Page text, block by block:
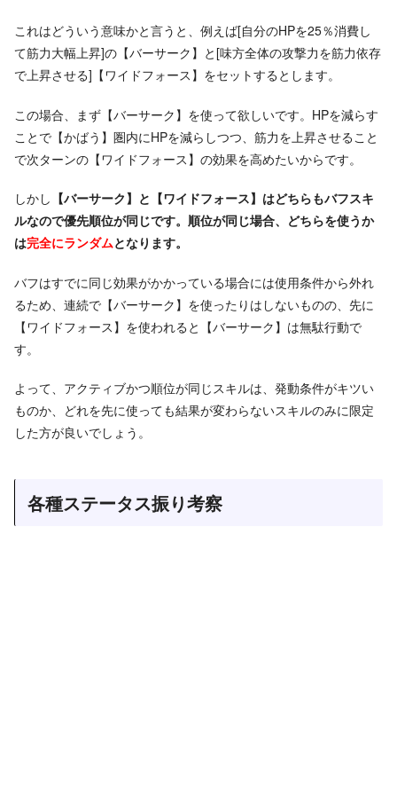
これはどういう意味かと言うと、例えば[自分のHPを25％消費し
て筋力大幅上昇]の【バーサーク】と[味方全体の攻撃力を筋力依存
で上昇させる]【ワイドフォース】をセットするとします。
この場合、まず【バーサーク】を使って欲しいです。HPを減らす
ことで【かばう】圏内にHPを減らしつつ、筋力を上昇させること
で次ターンの【ワイドフォース】の効果を高めたいからです。
しかし 【バーサーク】と【ワイドフォース】はどちらもバフスキ
ルなので優先順位が同じです。順位が同じ場合、どちらを使うか
は完全にランダムとなります。
バフはすでに同じ効果がかかっている場合には使用条件から外れ
るため、連続で【バーサーク】を使ったりはしないものの、先に
【ワイドフォース】を使われると【バーサーク】は無駄行動で
す。
よって、アクティブかつ順位が同じスキルは、発動条件がキツい
ものか、どれを先に使っても結果が変わらないスキルのみに限定
した方が良いでしょう。
各種ステータス振り考察